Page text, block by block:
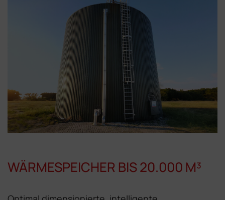
WÄRMESPEICHER BIS 20.000 M³